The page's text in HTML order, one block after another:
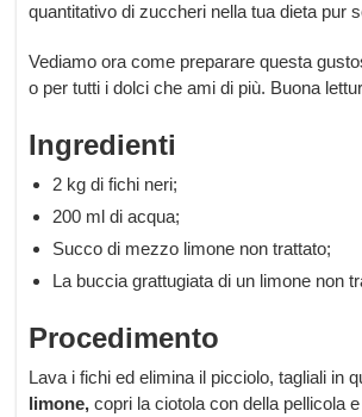
quantitativo di zuccheri nella tua dieta pur
Vediamo ora come preparare questa
o per tutti i dolci che ami di più. Buona
Ingredienti
2 kg di fichi neri;
200 ml di acqua;
Succo di mezzo limone non trattato;
La buccia grattugiata di un limone non
Procedimento
Lava i fichi ed elimina il picciolo, tagliali in
limone, copri la ciotola con della pellicola